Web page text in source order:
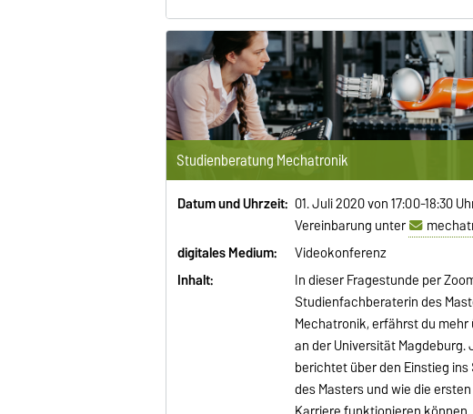
Studienberatung Mechatronik
Datum und Uhrzeit: 01. Juli 2020 von 17:00-18:30
Vereinbarung unter
digitales Medium:
Videokonferenz
Inhalt:
In dieser Fragestunde per
Studienfachberaterin des
Mechatronik, erfährst du
an der Universität Magdeburg.
berichtet über den Einstieg
des Masters und wie die